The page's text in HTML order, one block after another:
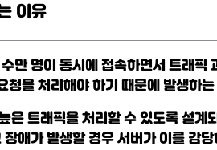
이유
만 명이 동시에 접속하면서 트래픽
청을 처리해야 하기 때문에 발생하
은 트래픽을 처리할 수 있도록 설계
애가 발생할 경우 서버가 이를 감